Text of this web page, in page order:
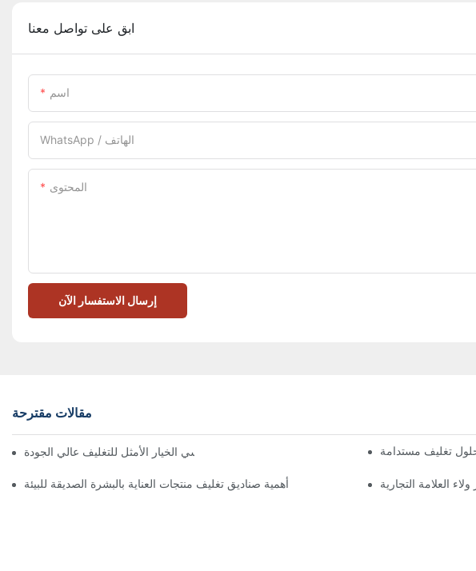
ابق على تواصل معنا
اسم
WhatsApp / الهاتف
المحتوى
إرسال الاستفسار الآن
مقالات مقترحة
لماذا تُعدّ الصناديق ذات الإغلاق المغناطيسي الخيار الأمثل للتغليف عالي الجودة حلول تغليف مستدامة
أهمية صناديق تغليف منتجات العناية بالبشرة الصديقة للبيئة العلامة التجارية